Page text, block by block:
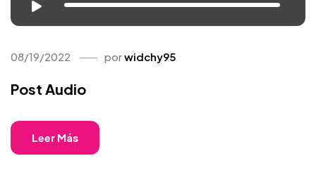
08/19/2022 porwidchy95
Post Audio
Leer Más